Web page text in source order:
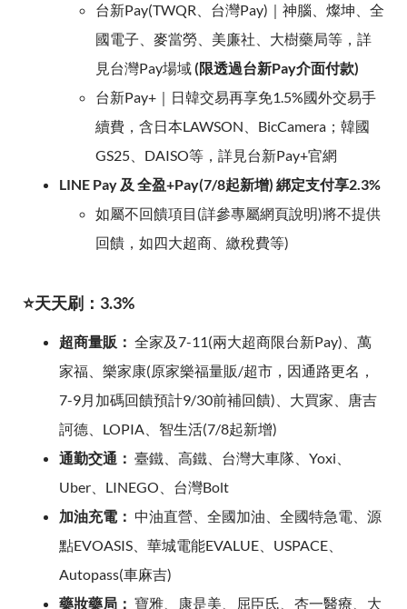
台新Pay(TWQR、台灣Pay)｜神腦、燦坤、全
國電子、麥當勞、美廉社、大樹藥局等，詳
見台灣Pay場域(限透過台新Pay介面付款)
台新Pay+｜日韓交易再享免1.5%國外交易手
續費，含日本LAWSON、BicCamera；韓國
GS25、DAISO等，詳見台新Pay+官網
LINE Pay 及 全盈+Pay(7/8起新增) 綁定支付享2.3%
如屬不回饋項目(詳參專屬網頁說明)將不提供
回饋，如四大超商、繳稅費等)
⭐天天刷：3.3%
超商量販： 全家及7-11(兩大超商限台新Pay)、萬
家福、樂家康(原家樂福量販/超市，因通路更名，
7-9月加碼回饋預計9/30前補回饋)、大買家、唐吉
訶德、LOPIA、智生活(7/8起新增)
通勤交通： 臺鐵、高鐵、台灣大車隊、Yoxi、
Uber、LINEGO、台灣Bolt
加油充電： 中油直營、全國加油、全國特急電、源
點EVOASIS、華城電能EVALUE、USPACE、
Autopass(車麻吉)
藥妝藥局： 寶雅、康是美、屈臣氏、杏一醫療、大